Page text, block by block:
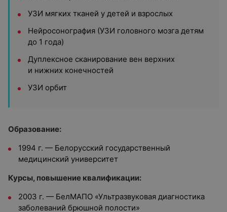
УЗИ мягких тканей у детей и взрослых
Нейросонография (УЗИ головного мозга детям
до 1 года)
Дуплексное сканирование вен верхних
и нижних конечностей
УЗИ орбит
Образование:
1994 г. — Белорусский государственный
медицинский университет
Курсы, повышение квалификации:
2003 г. — БелМАПО «Ультразвуковая диагностика
заболеваний брюшной полости»